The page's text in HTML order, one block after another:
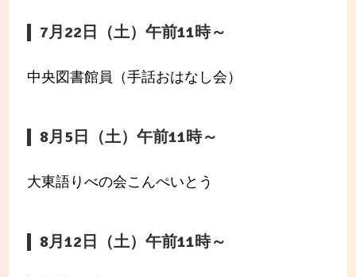
7月22日（土）午前11時～
中央図書館員（手話おはなし会）
8月5日（土）午前11時～
大東語りべの会こんぺいとう
8月12日（土）午前11時～